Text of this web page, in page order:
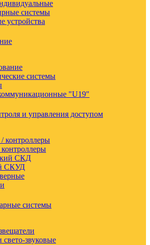
системы
устройства
системы
"U19"
и управления доступом
контроллеры
СКД
СКУД
системы
звуковые